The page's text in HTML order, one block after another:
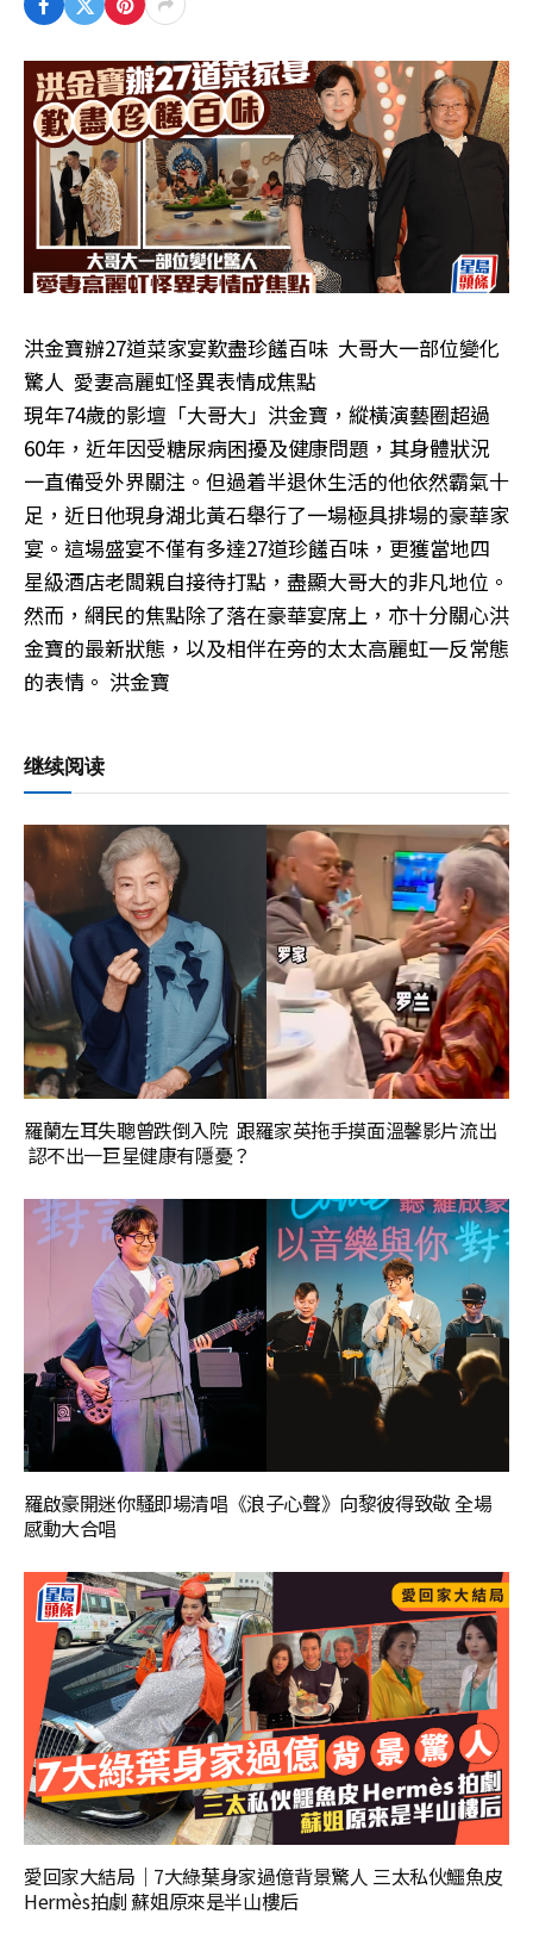
洪金寶辦27道菜家宴歎盡珍饈百味 大哥大一部位變化
驚人 愛妻高麗虹怪異表情成焦點
現年74歲的影壇「大哥大」洪金寶，縱橫演藝圈超過
60年，近年因受糖尿病困擾及健康問題，其身體狀況
一直備受外界關注。但過着半退休生活的他依然霸氣十
足，近日他現身湖北黃石舉行了一場極具排場的豪華家
宴。這場盛宴不僅有多達27道珍饈百味，更獲當地四
星級酒店老闆親自接待打點，盡顯大哥大的非凡地位。
然而，網民的焦點除了落在豪華宴席上，亦十分關心洪
金寶的最新狀態，以及相伴在旁的太太高麗虹一反常態
的表情。 洪金寶
继续阅读
羅蘭左耳失聰曾跌倒入院 跟羅家英拖手摸面溫馨影片流出
認不出一巨星健康有隱憂？
羅啟豪開迷你騷即場清唱《浪子心聲》向黎彼得致敬 全場
感動大合唱
愛回家大結局｜7大綠葉身家過億背景驚人 三太私伙鱷魚皮
Hermès拍劇 蘇姐原來是半山樓后